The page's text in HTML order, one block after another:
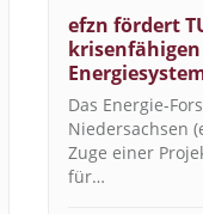
efzn fördert
krisenfähigen
Das Energie-
Niedersachsen
Zuge einer
für…